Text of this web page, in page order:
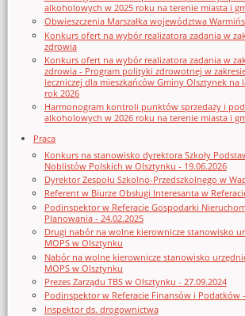
alkoholowych w 2025 roku na terenie miasta i
Obwieszczenia Marszałka województwa
Konkurs ofert na wybór realizatora zadania w
zdrowia
Konkurs ofert na wybór realizatora zadania w
zdrowia - Program polityki zdrowotnej w
leczniczej dla mieszkańców Gminy Olsztynek na
rok 2026
Harmonogram kontroli punktów sprzedaży i
alkoholowych w 2026 roku na terenie miasta i
Praca
Konkurs na stanowisko dyrektora Szkoły
Noblistów Polskich w Olsztynku - 19.06.2026
Dyrektor Zespołu Szkolno-Przedszkolnego w
Referent w Biurze Obsługi Interesanta w
Podinspektor w Referacie Gospodarki
Planowania - 24.02.2025
Drugi nabór na wolne kierownicze stanowisko
MOPS w Olsztynku
Nabór na wolne kierownicze stanowisko
MOPS w Olsztynku
Prezes Zarządu TBS w Olsztynku - 27.09.2024
Podinspektor w Referacie Finansów i Podatków
Inspektor ds. drogownictwa